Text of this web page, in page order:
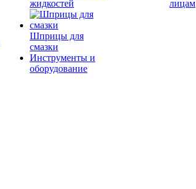
жидкостей
Шприцы для
смазки
Инструменты и
оборудование
лицам